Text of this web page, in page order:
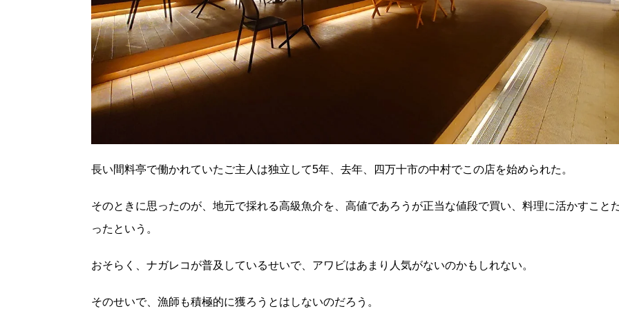
長い間料亭で働かれていたご主人は独立して5年、去年、四万十市の中村でこの店を始められた。
そのときに思ったのが、地元で採れる高級魚介を、高値であろうが正当な値段で買い、料理に活かすこと
ったという。
おそらく、ナガレコが普及しているせいで、アワビはあまり人気がないのかもしれない。
そのせいで、漁師も積極的に獲ろうとはしないのだろう。